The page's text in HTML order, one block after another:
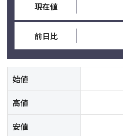
現在値
前日比
始値
高値
安値